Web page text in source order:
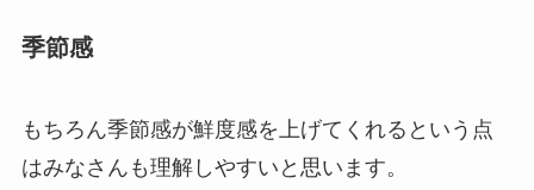
季節感
もちろん季節感が鮮度感を上げてくれるという点
はみなさんも理解しやすいと思います。